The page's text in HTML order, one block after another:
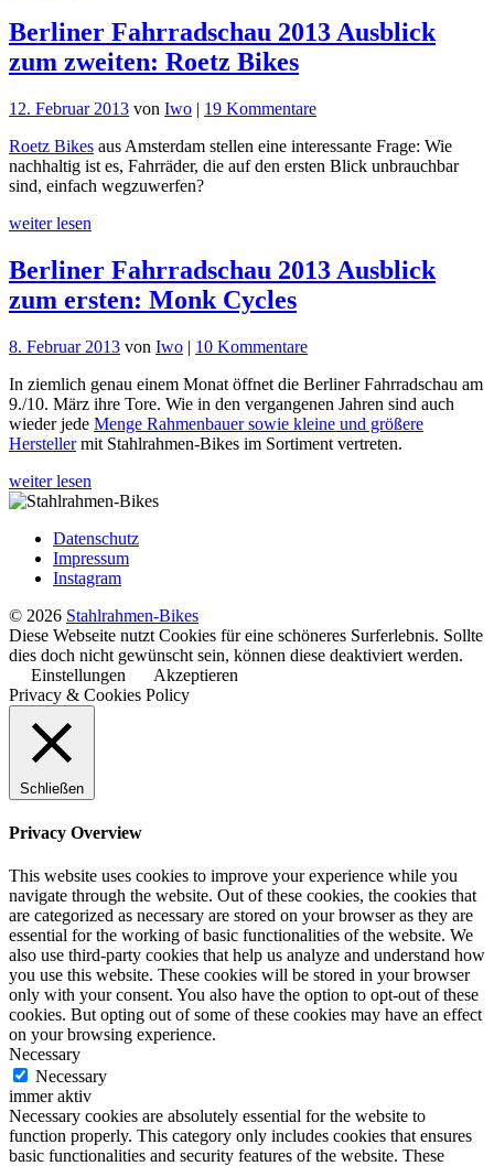
Berliner Fahrradschau 2013 Ausblick
zum zweiten: Roetz Bikes
12. Februar 2013 von Iwo | 19 Kommentarezu
Fahrradschau
2013
Bikes
Roetz Bikes aus Amsterdam stellen eine interessante Frage: Wie
nachhaltig ist es, Fahrräder, die auf den ersten Blick unbrauchbar
sind, einfach wegzuwerfen?
weiter lesen
Berliner Fahrradschau 2013 Ausblick
zum ersten: Monk Cycles
8. Februar 2013 von Iwo | 10 Kommentarezu
Fahrradschau
2013
Ausblick
zum
In ziemlich genau einem Monat öffnet die Berliner Fahrradschau am
9./10. März ihre Tore. Wie in den vergangenen Jahren sind auch
wieder jede Menge Rahmenbauer sowie kleine und größere
Herstellermit Stahlrahmen-Bikes im Sortiment vertreten.
weiter lesen
Datenschutz
Impressum
Instagram
© 2026 Stahlrahmen-Bikes
Diese Webseite nutzt Cookies für eine schöneres Surferlebnis. Sollte
dies doch nicht gewünscht sein, können diese deaktiviert werden.
Einstellungen
Akzeptieren
Privacy & Cookies Policy
Schließen
Privacy Overview
This website uses cookies to improve your experience while you
navigate through the website. Out of these cookies, the cookies that
are categorized as necessary are stored on your browser as they are
essential for the working of basic functionalities of the website. We
also use third-party cookies that help us analyze and understand how
you use this website. These cookies will be stored in your browser
only with your consent. You also have the option to opt-out of these
cookies. But opting out of some of these cookies may have an effect
on your browsing experience.
Necessary
Necessary
immer aktiv
Necessary cookies are absolutely essential for the website to
function properly. This category only includes cookies that ensures
basic functionalities and security features of the website. These